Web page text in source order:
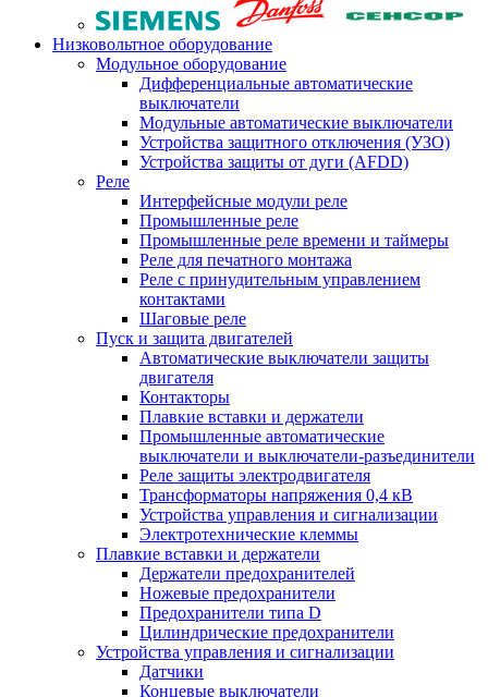
Низковольтное оборудование
Модульное оборудование
Дифференциальные автоматические
выключатели
Модульные автоматические выключатели
Устройства защитного отключения (УЗО)
Устройства защиты от дуги (AFDD)
Реле
Интерфейсные модули реле
Промышленные реле
Промышленные реле времени и таймеры
Реле для печатного монтажа
Реле с принудительным управлением
контактами
Шаговые реле
Пуск и защита двигателей
Автоматические выключатели защиты
двигателя
Контакторы
Плавкие вставки и держатели
Промышленные автоматические
выключатели и выключатели-разъединители
Реле защиты электродвигателя
Трансформаторы напряжения 0,4 кВ
Устройства управления и сигнализации
Электротехнические клеммы
Плавкие вставки и держатели
Держатели предохранителей
Ножевые предохранители
Предохранители типа D
Цилиндрические предохранители
Устройства управления и сигнализации
Датчики
Концевые выключатели